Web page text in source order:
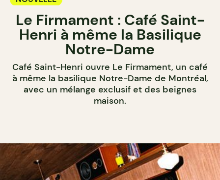
Le Firmament : Café Saint-
Henri à même la Basilique
Notre-Dame
Café Saint-Henri ouvre Le Firmament, un café
à même la basilique Notre-Dame de Montréal,
avec un mélange exclusif et des beignes
maison.